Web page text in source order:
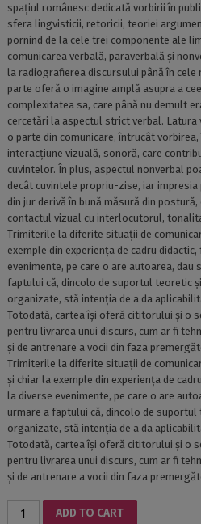
spațiul românesc dedicată vorbirii în
sfera lingvisticii, retoricii, teoriei
pornind de la cele trei componente ale
comunicarea verbală, paraverbală și
la radiografierea discursului până în cele
parte oferă o imagine amplă asupra a
complexitatea sa, care până nu demult
cercetări la aspectul strict verbal. Latura
o parte din comunicare, întrucât
interacțiune vizuală, sonoră, care
cuvintelor. În plus, aspectul nonverbal
decât cuvintele propriu-zise, iar
din jur derivă în bună măsură din
contactul vizual cu interlocutorul,
Trimiterile la diferite situații de
exemple din experiența de cadru
evenimente, pe care o are autoarea, dau
faptului că, dincolo de suportul teoretic
organizate, stă intenția de a da
Totodată, cartea își oferă cititorului și o
pentru livrarea unui discurs, cum ar fi
și de antrenare a vocii din faza
Trimiterile la diferite situații de
și chiar la exemple din experiența de
la diverse evenimente, pe care o are
urmare a faptului că, dincolo de
organizate, stă intenția de a da
Totodată, cartea își oferă cititorului și o
pentru livrarea unui discurs, cum ar fi
și de antrenare a vocii din faza
DISCURSUL
ADD TO CART